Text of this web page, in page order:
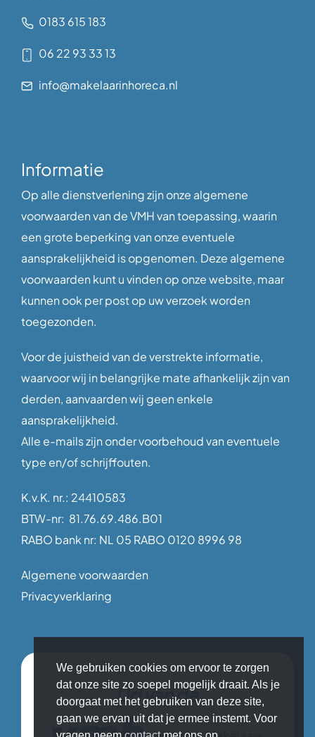
0183 615 183
06 22 93 33 13
info@makelaarinhoreca.nl
Informatie
Op alle dienstverlening zijn onze algemene
voorwaarden van de VMH van toepassing, waarin
een grote beperking van onze eventuele
aansprakelijkheid is opgenomen. Deze algemene
voorwaarden kunt u vinden op onze website, maar
kunnen ook per post op uw verzoek worden
toegezonden.
Voor de juistheid van de verstrekte informatie,
waarvoor wij in belangrijke mate afhankelijk zijn van
derden, aanvaarden wij geen enkele
aansprakelijkheid.
Alle e-mails zijn onder voorbehoud van eventuele
type en/of schrijffouten.
K.v.K. nr.: 24410583
BTW-nr: 81.76.69.486.B01
RABO bank nr: NL 05 RABO 0120 8996 98
Algemene voorwaarden
Privacyverklaring
Lid van de
We gebruiken cookies om ervoor te zorgen
dat onze site zo soepel mogelijk draait. Als je
doorgaat met het gebruiken van deze site,
gaan we ervan uit dat je ermee instemt. Voor